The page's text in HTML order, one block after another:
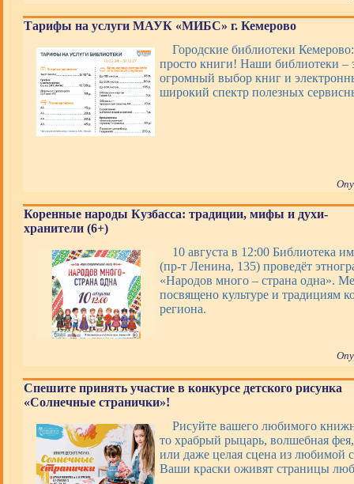
Тарифы на услуги МАУК «МИБС» г. Кемерово
Городские библиотеки
просто книги! Наши библиотеки –
огромный выбор книг и
широкий спектр полезных
Коренные народы Кузбасса: традиции, мифы и духи-
хранители (6+)
10 августа в 12:00 Библиотека
(пр-т Ленина, 135) проведёт
«Народов много – страна одна».
посвящено культуре и традициям
региона.
Спешите принять участие в конкурсе детского рисунка
«Солнечные странички»!
Рисуйте вашего любимого
то храбрый рыцарь, волшебная
или даже целая сцена из любимой
Ваши краски оживят страницы